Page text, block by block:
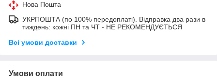
Нова Пошта
УКРПОШТА (по 100% передоплаті). Відправка два рази в
тиждень: кожні ПН та ЧТ - НЕ РЕКОМЕНДУЄТЬСЯ
Всі умови доставки
Умови оплати